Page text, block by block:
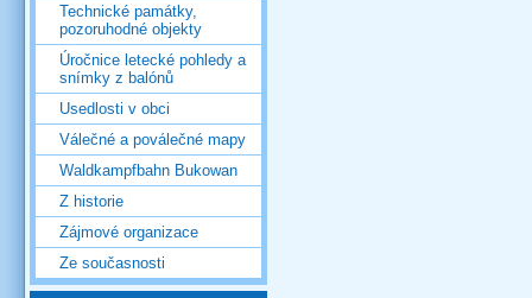
Technické památky,
pozoruhodné objekty
Úročnice letecké pohledy a
snímky z balónů
Usedlosti v obci
Válečné a poválečné mapy
Waldkampfbahn Bukowan
Z historie
Zájmové organizace
Ze současnosti